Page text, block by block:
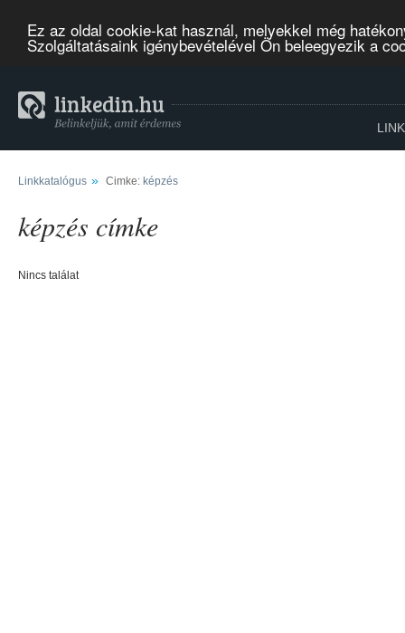
Ez az oldal cookie-kat használ, melyekkel még
Szolgáltatásaink igénybevételével Ön beleegyezik a
Linkkatalógus » Cimke: képzés
képzés címke
Nincs találat